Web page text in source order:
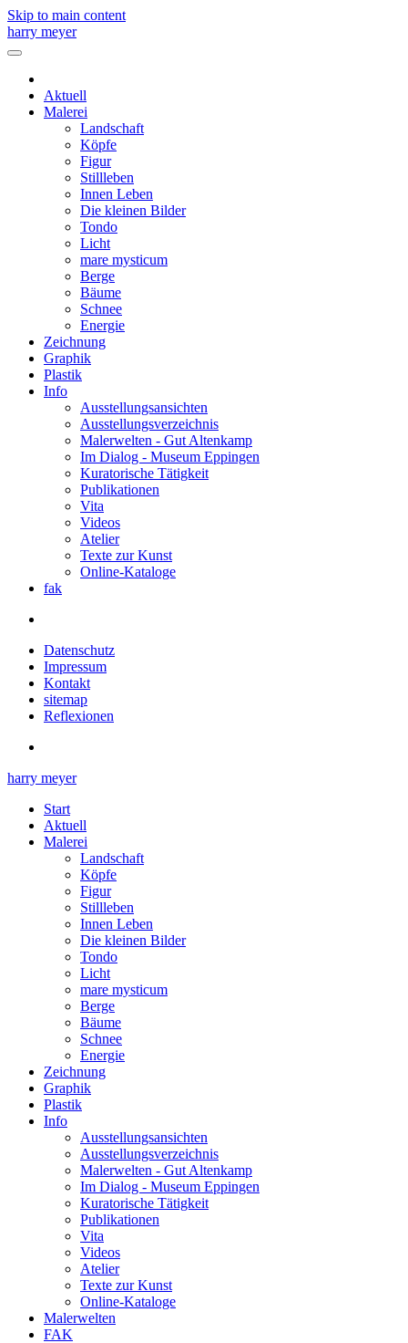
Skip to main content
harry meyer
Aktuell
Malerei
Landschaft
Köpfe
Figur
Stillleben
Innen Leben
Die kleinen Bilder
Tondo
Licht
mare mysticum
Berge
Bäume
Schnee
Energie
Zeichnung
Graphik
Plastik
Info
Ausstellungsansichten
Ausstellungsverzeichnis
Malerwelten - Gut Altenkamp
Im Dialog - Museum Eppingen
Kuratorische Tätigkeit
Publikationen
Vita
Videos
Atelier
Texte zur Kunst
Online-Kataloge
fak
Datenschutz
Impressum
Kontakt
sitemap
Reflexionen
harry meyer
Start
Aktuell
Malerei
Landschaft
Köpfe
Figur
Stillleben
Innen Leben
Die kleinen Bilder
Tondo
Licht
mare mysticum
Berge
Bäume
Schnee
Energie
Zeichnung
Graphik
Plastik
Info
Ausstellungsansichten
Ausstellungsverzeichnis
Malerwelten - Gut Altenkamp
Im Dialog - Museum Eppingen
Kuratorische Tätigkeit
Publikationen
Vita
Videos
Atelier
Texte zur Kunst
Online-Kataloge
Malerwelten
FAK